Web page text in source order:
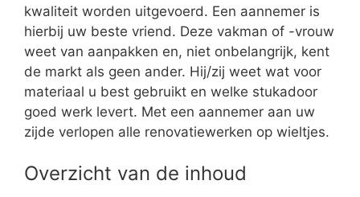
kwaliteit worden uitgevoerd. Een aannemer is
hierbij uw beste vriend. Deze vakman of -vrouw
weet van aanpakken en, niet onbelangrijk, kent
de markt als geen ander. Hij/zij weet wat voor
materiaal u best gebruikt en welke stukadoor
goed werk levert. Met een aannemer aan uw
zijde verlopen alle renovatiewerken op wieltjes.
Overzicht van de inhoud